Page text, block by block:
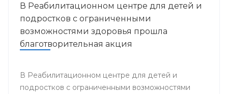
В Реабилитационном центре для детей и
подростков с ограниченными
возможностями здоровья прошла
благотворительная акция
В Реабилитационном центре для детей и
подростков с ограниченными возможностями